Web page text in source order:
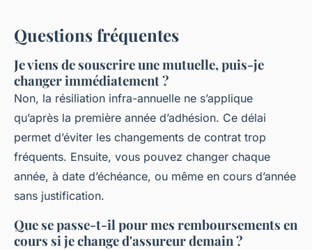
Questions fréquentes
Je viens de souscrire une mutuelle, puis-je
changer immédiatement ?
Non, la résiliation infra-annuelle ne s’applique
qu’après la première année d’adhésion. Ce délai
permet d’éviter les changements de contrat trop
fréquents. Ensuite, vous pouvez changer chaque
année, à date d’échéance, ou même en cours d’année
sans justification.
Que se passe-t-il pour mes remboursements en
cours si je change d'assureur demain ?